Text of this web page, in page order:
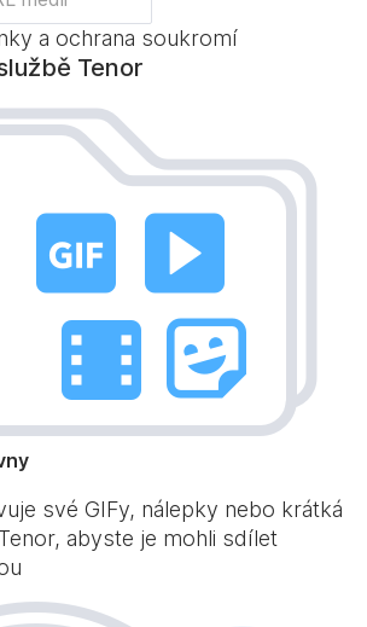
a ochrana soukromí
Tenor
své GIFy, nálepky nebo krátká
abyste je mohli sdílet